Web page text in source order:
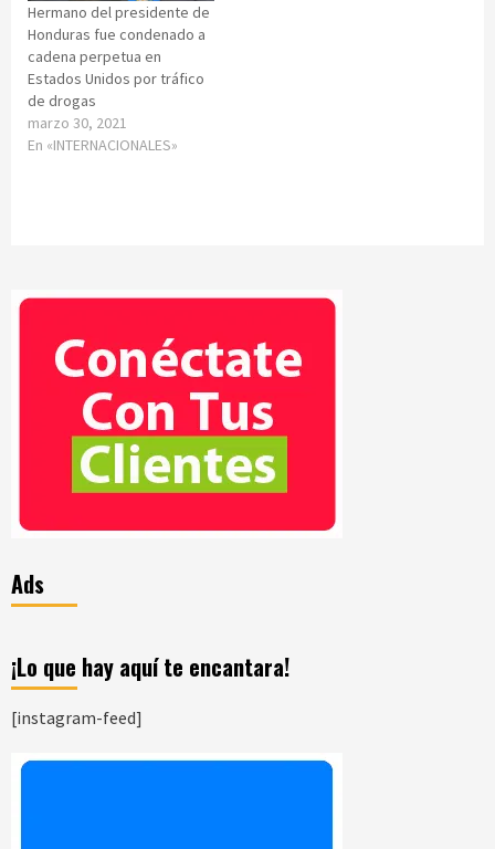
Hermano del presidente de
Honduras fue condenado a
cadena perpetua en
Estados Unidos por tráfico
de drogas
marzo 30, 2021
En «INTERNACIONALES»
Ads
¡Lo que hay aquí te encantara!
[instagram-feed]